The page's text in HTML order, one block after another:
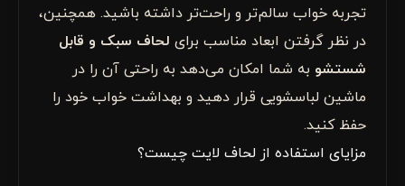
تجربه خواب سالم‌تر و راحت‌تر داشته باشید. همچنین،
در نظر گرفتن ابعاد مناسب برای لحاف سبک و قابل
شستشو به شما امکان می‌دهد به راحتی آن را در
ماشین لباسشویی قرار دهید و بهداشت خواب خود را
حفظ کنید.
مزایای استفاده از لحاف لایت چیست؟